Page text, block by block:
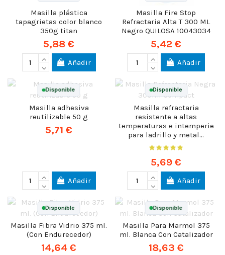
Masilla plástica
tapagrietas color blanco
350g titan
5,88 €
Añadir
Masilla Fire Stop
Refractaria Alta T 300 ML
Negro QUILOSA 10043034
5,42 €
Añadir
Disponible
Masilla adhesiva
reutilizable 50 g
5,71 €
Añadir
Disponible
Masilla refractaria
resistente a altas
temperaturas e intemperie
para ladrillo y metal...
5,69 €
Añadir
Disponible
Masilla Fibra Vidrio 375 ml.
(Con Endurecedor)
14,64 €
Disponible
Masilla Para Marmol 375
ml. Blanca Con Catalizador
18,63 €